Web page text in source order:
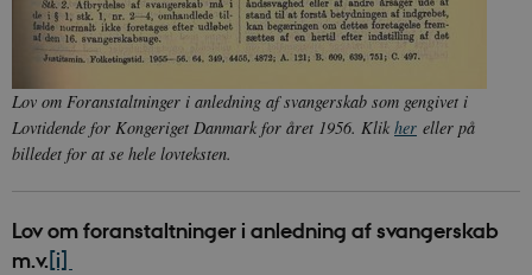
Lov om Foranstaltninger i anledning af svangerskab som gengivet i
Lovtidende for Kongeriget Danmark for året 1956. Klik her eller på
billedet for at se hele lovteksten.
Lov om foranstaltninger i anledning af svangerskab
m.v.[i]